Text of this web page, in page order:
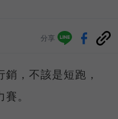
分享
，不該是短跑，
。